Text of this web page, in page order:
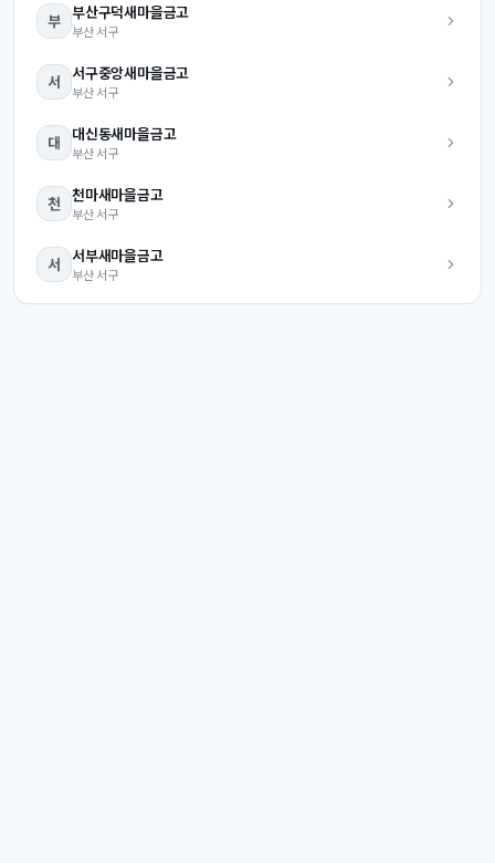
부 부산구덕새마을금고
부산 서구
서 서구중앙새마을금고
부산 서구
대 대신동새마을금고
부산 서구
천 천마새마을금고
부산 서구
서 서부새마을금고
부산 서구